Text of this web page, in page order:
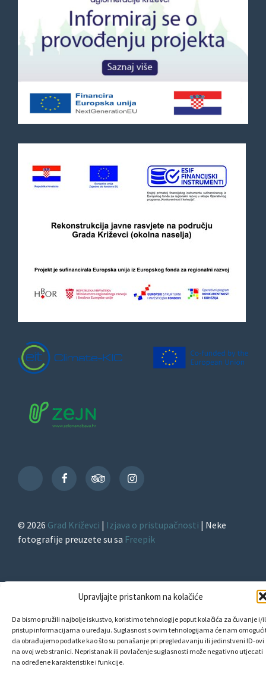
Upravljajte pristankom na kolačiće
Da bismo pružili najbolje iskustvo, koristimo tehnologije poput kolačića za čuvanje i/
pristup informacijama o uređaju. Suglasnost s ovim tehnologijama će nam
da obrađujemo podatke kao što su ponašanje pri pregledavanju ili jedinstveni ID-ovi
na ovoj web stranici. Nepristanak ili povlačenje suglasnosti može negativno utjecati
na određene karakteristike i funkcije.
TikTok
FacebookTripAdvisorInstagram
© 2026 Grad Križevci | Izjava o pristupačnosti | Neke
fotografije preuzete su sa Freepik